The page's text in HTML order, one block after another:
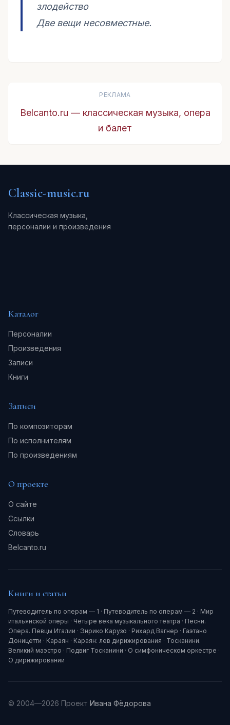
злодейство
Две вещи несовместные.
РЕКЛАМА
Belcanto.ru — классическая музыка, опера
и балет
Classic-music.ru
Классическая музыка,
персоналии и произведения
Каталог
Персоналии
Произведения
Записи
Книги
Записи
По композиторам
По исполнителям
По произведениям
О проекте
О сайте
Ссылки
Словарь
Belcanto.ru
Книги и статьи
Путеводитель по операм — 1 · Путеводитель по операм — 2 · Мир
итальянской оперы · Четыре века музыкального театра · Песни.
Опера. Певцы Италии · Энрико Карузо · Рихард Вагнер · Гаэтано
Доницетти · Караян · Караян: лев дирижирования · Тосканини.
Великий маэстро · Подвиг Тосканини · О симфоническом оркестре ·
О дирижировании
© 2004—2026 Проект Ивана Фёдорова